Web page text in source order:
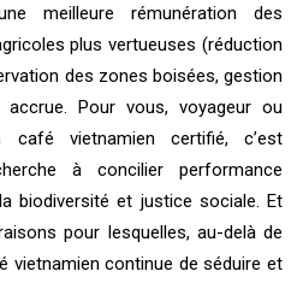
meilleure rémunération des
plus vertueuses (réduction
des zones boisées, gestion
Pour vous, voyageur ou
café vietnamien certifié, c’est
à concilier performance
biodiversité et justice sociale. Et
pour lesquelles, au-delà de
vietnamien continue de séduire et